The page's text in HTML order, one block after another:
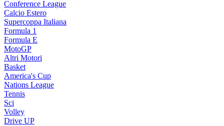
Conference League
Calcio Estero
Supercoppa Italiana
Formula 1
Formula E
MotoGP
Altri Motori
Basket
America's Cup
Nations League
Tennis
Sci
Volley
Drive UP